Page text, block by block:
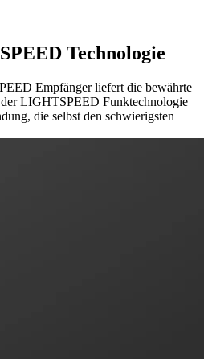
Technologie
Empfänger liefert die bewährte
LIGHTSPEED Funktechnologie
die selbst den schwierigsten